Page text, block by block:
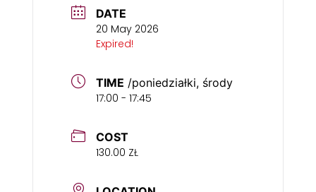
DATE
20 May 2026
Expired!
TIME /poniedziałki, środy
17:00 - 17:45
COST
130.00 ZŁ